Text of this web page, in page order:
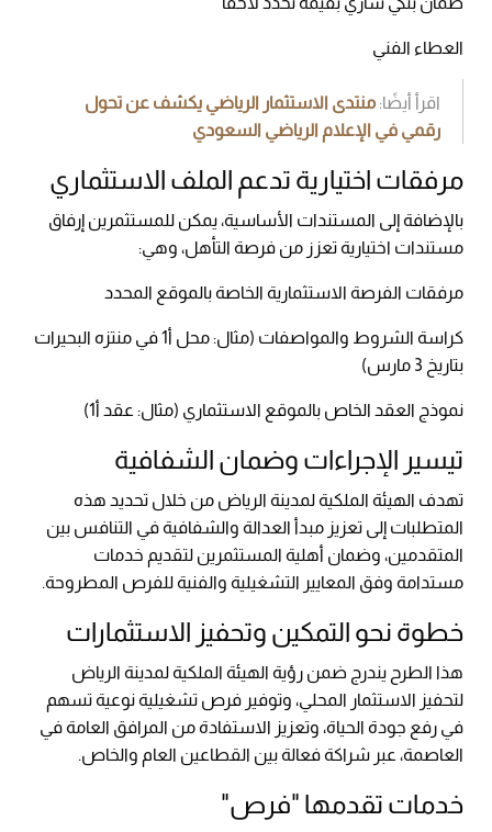
العطاء الفني
اقرأ أيضًا:منتدى الاستثمار الرياضي يكشف عن تحول
رقمي في الإعلام الرياضي السعودي
مرفقات اختيارية تدعم الملف الاستثماري
بالإضافة إلى المستندات الأساسية، يمكن للمستثمرين إرفاق
مستندات اختيارية تعزز من فرصة التأهل، وهي:
مرفقات الفرصة الاستثمارية الخاصة بالموقع المحدد
كراسة الشروط والمواصفات (مثال: محل أ1 في منتزه البحيرات
بتاريخ 3 مارس)
نموذج العقد الخاص بالموقع الاستثماري (مثال: عقد أ1)
تيسير الإجراءات وضمان الشفافية
تهدف الهيئة الملكية لمدينة الرياض من خلال تحديد هذه
المتطلبات إلى تعزيز مبدأ العدالة والشفافية في التنافس بين
المتقدمين، وضمان أهلية المستثمرين لتقديم خدمات
مستدامة وفق المعايير التشغيلية والفنية للفرص المطروحة.
خطوة نحو التمكين وتحفيز الاستثمارات
هذا الطرح يندرج ضمن رؤية الهيئة الملكية لمدينة الرياض
لتحفيز الاستثمار المحلي، وتوفير فرص تشغيلية نوعية تسهم
في رفع جودة الحياة، وتعزيز الاستفادة من المرافق العامة في
العاصمة، عبر شراكة فعالة بين القطاعين العام والخاص.
خدمات تقدمها "فرص"